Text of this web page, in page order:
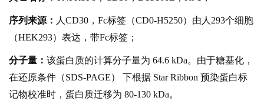
序列来源： 人CD30，Fc标签（CD0-H5250）由人293个细胞
（HEK293）表达，带Fc标签；
分子量： 该蛋白质的计算分子量为 64.6 kDa。由于糖基化，
在还原条件（SDS-PAGE） 下根据 Star Ribbon 预染蛋白标
记物校准时，蛋白质迁移为 80-130 kDa。